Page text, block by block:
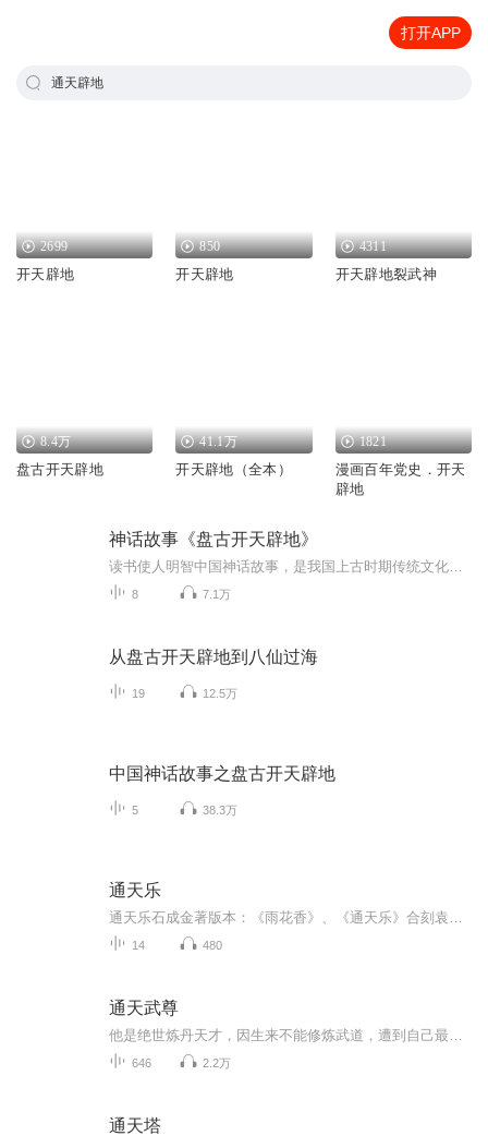
打开APP
通天辟地
2699
开天辟地
850
开天辟地
4311
开天辟地裂武神
8.4万
盘古开天辟地
41.1万
开天辟地（全本）
1821
漫画百年党史．开天
辟地
神话故事《盘古开天辟地》
8 7.1万
从盘古开天辟地到八仙过海
19 12.5万
中国神话故事之盘古开天辟地
5 38.3万
通天乐
14 480
通天武尊
646 2.2万
通天塔